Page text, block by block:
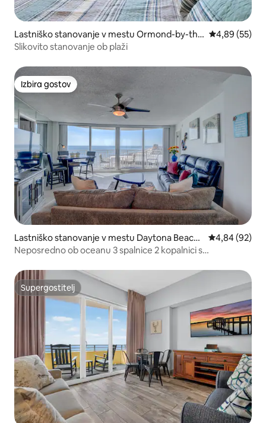
Lastniško stanovanje v mestu Ormond-by-the
-Sea
Povprečna
4,89 (55)
Slikovito stanovanje ob plaži
Izbira gostov
Izbira gostov
Lastniško stanovanje v mestu Daytona Beach
Shores
Povprečna
4,84 (92)
Neposredno ob oceanu 3 spalnice 2 kopalnici s
Supergostitelj
Supergostitelj